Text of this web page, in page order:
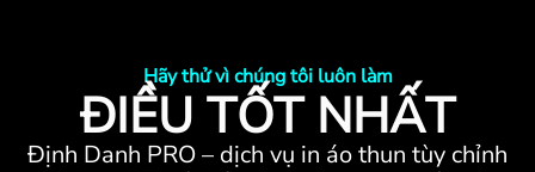
Hãy thử vì chúng tôi luôn làm
ĐIỀU TỐT NHẤT
Định Danh PRO – dịch vụ in áo thun tùy chỉnh